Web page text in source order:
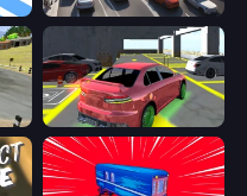
Traffic Loop
Garage Parking